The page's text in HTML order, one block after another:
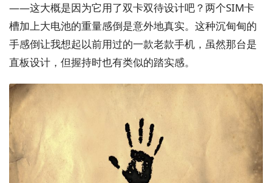
——这大概是因为它用了双卡双待设计吧？两个SIM卡
槽加上大电池的重量感倒是意外地真实。这种沉甸甸的
手感倒让我想起以前用过的一款老款手机，虽然那台是
直板设计，但握持时也有类似的踏实感。